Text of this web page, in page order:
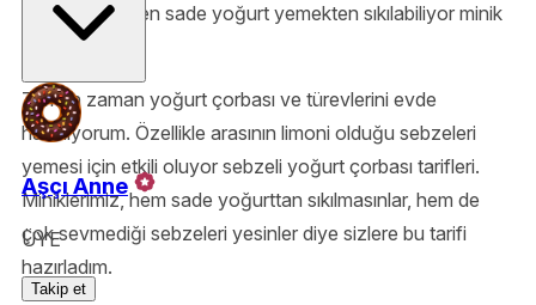
görse de, bazen sade yoğurt yemekten sıkılabiliyor minik
gurmelerimiz.
Zaman zaman yoğurt çorbası ve türevlerini evde
hazırlıyorum. Özellikle arasının limoni olduğu sebzeleri
yemesi için etkili oluyor sebzeli yoğurt çorbası tarifleri.
Miniklerimiz, hem sade yoğurttan sıkılmasınlar, hem de
çok sevmediği sebzeleri yesinler diye sizlere bu tarifi
hazırladım.
Aşçı Anne
ÜYE
Takip et